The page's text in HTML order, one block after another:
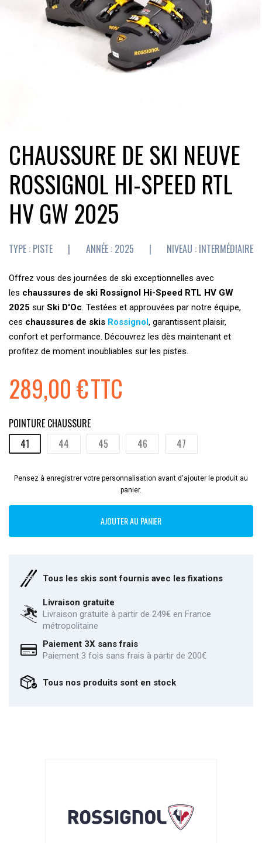
CHAUSSURE DE SKI NEUVE
ROSSIGNOL HI-SPEED RTL
HV GW 2025
TYPE : PISTE | ANNÉE : 2025 | NIVEAU : INTERMÉDIAIRE
Offrez vous des journées de ski exceptionnelles avec
les chaussures de ski Rossignol Hi-Speed RTL HV GW
2025 sur Ski D'Oc . Testées et approuvées par notre équipe,
ces chaussures de skis Rossignol, garantissent plaisir,
confort et performance. Découvrez les dès maintenant et
profitez de moment inoubliables sur les pistes.
289,00 €TTC
POINTURE CHAUSSURE
41
44 45 46 47
Pensez à enregistrer votre personnalisation avant d'ajouter le produit au
panier.
AJOUTER AU PANIER
Tous les skis sont fournis avec les fixations
Livraison gratuite
Livraison gratuite à partir de 249€ en France
métropolitaine
Paiement 3X sans frais
Paiement 3 fois sans frais à partir de 200€
Tous nos produits sont en stock